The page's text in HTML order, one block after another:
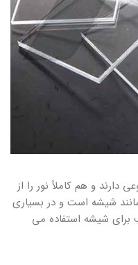
دارند و هم کاملاً نور را از
شیشه است و در بسیاری
برای شیشه استفاده می